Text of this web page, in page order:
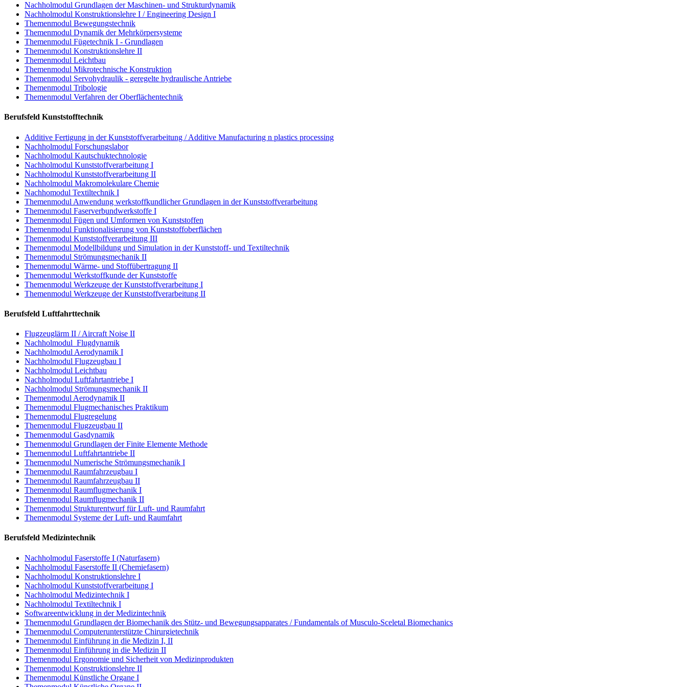
Nachholmodul Grundlagen der Maschinen- und Strukturdynamik
Nachholmodul Konstruktionslehre I / Engineering Design I
Themenmodul Bewegungstechnik
Themenmodul Dynamik der Mehrkörpersysteme
Themenmodul Fügetechnik I - Grundlagen
Themenmodul Konstruktionslehre II
Themenmodul Leichtbau
Themenmodul Mikrotechnische Konstruktion
Themenmodul Servohydraulik - geregelte hydraulische Antriebe
Themenmodul Tribologie
Themenmodul Verfahren der Oberflächentechnik
Berufsfeld Kunststofftechnik
Additive Fertigung in der Kunststoffverarbeitung / Additive Manufacturing n plastics processing
Nachholmodul Forschungslabor
Nachholmodul Kautschuktechnologie
Nachholmodul Kunststoffverarbeitung I
Nachholmodul Kunststoffverarbeitung II
Nachholmodul Makromolekulare Chemie
Nachhomodul Textiltechnik I
Themenmodul Anwendung werkstoffkundlicher Grundlagen in der Kunststoffverarbeitung
Themenmodul Faserverbundwerkstoffe I
Themenmodul Fügen und Umformen von Kunststoffen
Themenmodul Funktionalisierung von Kunststoffoberflächen
Themenmodul Kunststoffverarbeitung III
Themenmodul Modellbildung und Simulation in der Kunststoff- und Textiltechnik
Themenmodul Strömungsmechanik II
Themenmodul Wärme- und Stoffübertragung II
Themenmodul Werkstoffkunde der Kunststoffe
Themenmodul Werkzeuge der Kunststoffverarbeitung I
Themenmodul Werkzeuge der Kunststoffverarbeitung II
Berufsfeld Luftfahrttechnik
Flugzeuglärm II / Aircraft Noise II
Nachholmodul Flugdynamik
Nachholmodul Aerodynamik I
Nachholmodul Flugzeugbau I
Nachholmodul Leichtbau
Nachholmodul Luftfahrtantriebe I
Nachholmodul Strömungsmechanik II
Themenmodul Aerodynamik II
Themenmodul Flugmechanisches Praktikum
Themenmodul Flugregelung
Themenmodul Flugzeugbau II
Themenmodul Gasdynamik
Themenmodul Grundlagen der Finite Elemente Methode
Themenmodul Luftfahrtantriebe II
Themenmodul Numerische Strömungsmechanik I
Themenmodul Raumfahrzeugbau I
Themenmodul Raumfahrzeugbau II
Themenmodul Raumflugmechanik I
Themenmodul Raumflugmechanik II
Themenmodul Strukturentwurf für Luft- und Raumfahrt
Themenmodul Systeme der Luft- und Raumfahrt
Berufsfeld Medizintechnik
Nachholmodul Faserstoffe I (Naturfasern)
Nachholmodul Faserstoffe II (Chemiefasern)
Nachholmodul Konstruktionslehre I
Nachholmodul Kunststoffverarbeitung I
Nachholmodul Medizintechnik I
Nachholmodul Textiltechnik I
Softwareentwicklung in der Medizintechnik
Themenmodul Grundlagen der Biomechanik des Stütz- und Bewegungsapparates / Fundamentals of Musculo-Sceletal Biomechanics
Themenmodul Computerunterstützte Chirurgietechnik
Themenmodul Einführung in die Medizin I, II
Themenmodul Einführung in die Medizin II
Themenmodul Ergonomie und Sicherheit von Medizinprodukten
Themenmodul Konstruktionslehre II
Themenmodul Künstliche Organe I